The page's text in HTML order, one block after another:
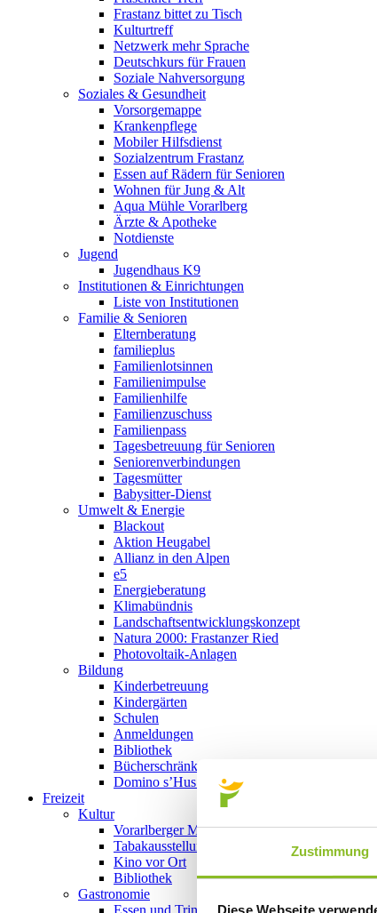
Zustimmung
Diese Webseite
Frastanz bittet zu Tisch
Kulturtreff
Netzwerk mehr Sprache
Deutschkurs für Frauen
Soziale Nahversorgung
Soziales & Gesundheit
Vorsorgemappe
Krankenpflege
Mobiler Hilfsdienst
Sozialzentrum Frastanz
Essen auf Rädern für Senioren
Wohnen für Jung & Alt
Aqua Mühle Vorarlberg
Ärzte & Apotheke
Notdienste
Jugend
Jugendhaus K9
Institutionen & Einrichtungen
Liste von Institutionen
Familie & Senioren
Elternberatung
familieplus
Familienlotsinnen
Familienimpulse
Familienhilfe
Familienzuschuss
Familienpass
Tagesbetreuung für Senioren
Seniorenverbindungen
Tagesmütter
Babysitter-Dienst
Umwelt & Energie
Blackout
Aktion Heugabel
Allianz in den Alpen
e5
Energieberatung
Klimabündnis
Landschaftsentwicklungskonzept
Natura 2000: Frastanzer Ried
Photovoltaik-Anlagen
Bildung
Kinderbetreuung
Kindergärten
Schulen
Anmeldungen
Bibliothek
Bücherschränke
Domino s’Hus am Kirchplatz
Freizeit
Kultur
Vorarlberger Museumswelt
Tabakausstellung
Kino vor Ort
Bibliothek
Gastronomie
Essen und Trinken in Frastanz